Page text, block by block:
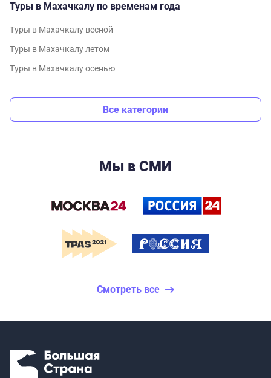
Туры в Махачкалу по временам года
Туры в Махачкалу весной
Туры в Махачкалу летом
Туры в Махачкалу осенью
Все категории
Мы в СМИ
Смотреть все